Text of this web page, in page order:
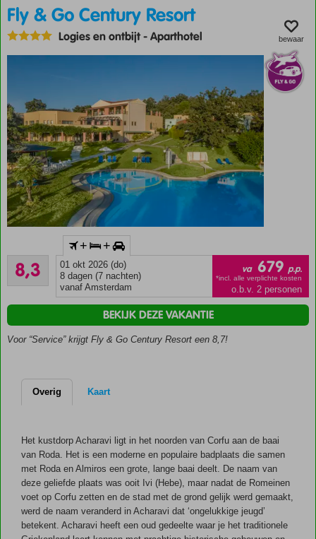
en oud
Fly & Go Century Resort
Logies en ontbijt-Aparthotel bewaar
Zwembad
met apart
kinderbad
door een
prachtige
mogelijk
8,3
Zeer goed
33
beoordelingen
+ +
01 okt 2026 (do)
8 dagen (7 nachten)
vanaf Amsterdam
va 679 p.p.
*incl. alle verplichte kosten
o.b.v. 2 personen
Voor “Service” krijgt Fly & Go Century Resort een 8,7!
BEKIJK DEZE VAKANTIE
Overig Kaart
Het kustdorp Acharavi ligt in het noorden van Corfu aan de baai
van Roda. Het is een moderne en populaire badplaats die samen
met Roda en Almiros een grote, lange baai deelt. De naam van
deze geliefde plaats was ooit Ivi (Hebe), maar nadat de Romeinen
voet op Corfu zetten en de stad met de grond gelijk werd gemaakt,
werd de naam veranderd in Acharavi dat ‘ongelukkige jeugd’
betekent. Acharavi heeft een oud gedeelte waar je het traditionele